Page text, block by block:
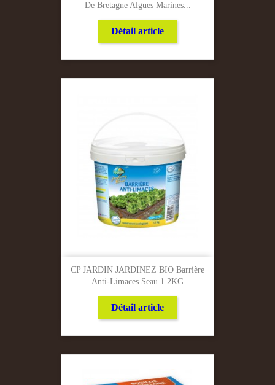
De Bretagne Algues Marines...
Détail article
CP JARDIN JARDINEZ BIO Barrière
Anti-Limaces Seau 1.2KG
Détail article